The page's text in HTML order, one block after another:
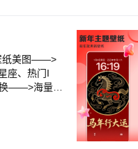
海量词汇
再也不用担
的遗忘率；
词的熟知
，多多小店